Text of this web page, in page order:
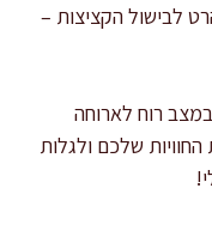
לבישול הקציצות –
רוח לארוחה
שלכם ולגלות